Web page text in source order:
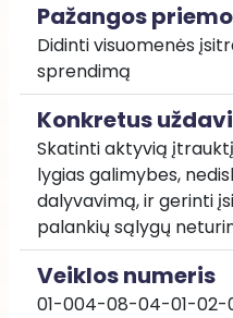
Pažangos
Didinti visuomenės
sprendimą
Konkretus
Skatinti aktyvią
lygias galimybes,
dalyvavimą, ir gerinti
palankių sąlygų
Veiklos numeris
01-004-08-04-01-02-